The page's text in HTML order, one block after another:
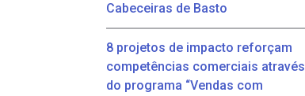
Cabeceiras de Basto
8 projetos de impacto reforçam
competências comerciais através
do programa “Vendas com